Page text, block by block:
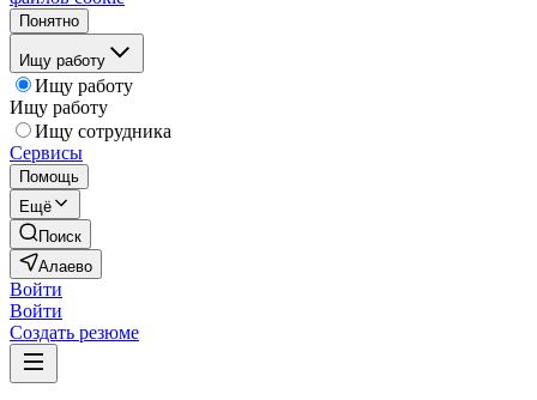
Понятно
Ищу работу
Ищу работу
Ищу работу
Ищу сотрудника
Сервисы
Помощь
Ещё
Поиск
Алаево
Войти
Войти
Создать резюме